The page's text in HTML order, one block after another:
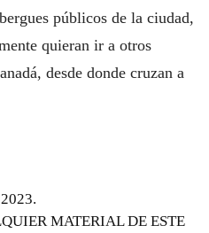
públicos de la ciudad,
quieran ir a otros
desde donde cruzan a
MATERIAL DE ESTE